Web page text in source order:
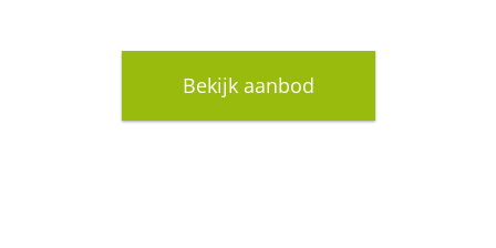
Bekijk aanbod